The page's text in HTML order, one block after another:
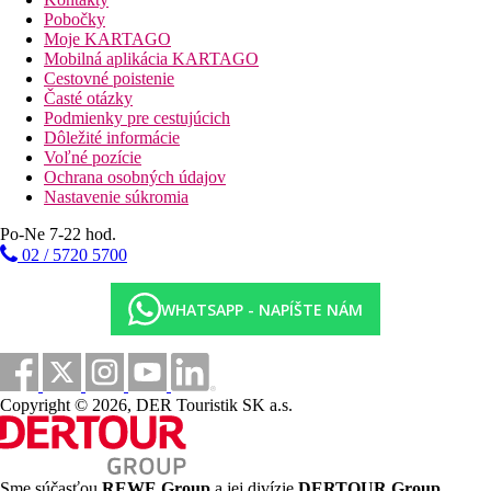
Velkost izby je cca 48 m2 a nájdete v nej manželskú postel,
kúpelnu, klimatizáciu, káblovú TV, set na prípravu caju a kávy,
minibar a trezor.
Rodinný apartmán
Rodinné apartmány s 2 spálnami merajú cca 76 m2 a majú
klimatizáciu, káblovú TV, set na prípravu kávy a caju, minibar a
trezor.
Apartmán 757
Apartmán má velkost cca 88 m2 a skladá sa z 2 spální s
manželskou postelou alebo oddelenými postelami a z 2 kúpelní.
Dalej v izbe nájdete klimatizáciu, káblovú TV, zariadenie na
prípravu kávy a caju, terasu, minibar, trezor a jedálen.
Môžete si vybrat medzi ubytovaním bez stravy, s ranajkami, s
Šport a zábava
Priamo v hoteli môžete využit vonkajší bazén s lehátkami alebo
môžete navštívit Spa&Wellness centrum, kde si užijete relax pri
kúpelných aj kozmetických procedúrach. V okolí hotela sú
pamiatky a turistické atrakcie
Pobočky
Moje KARTAGO
Mobilná aplikácia KARTAGO
Cestovné poistenie
Časté otázky
Podmienky pre cestujúcich
Dôležité informácie
Voľné pozície
Ochrana osobných údajov
Nastavenie súkromia
Po-Ne 7-22 hod.
02 / 5720 5700
WHATSAPP - NAPÍŠTE NÁM
Copyright © 2026, DER Touristik SK a.s.